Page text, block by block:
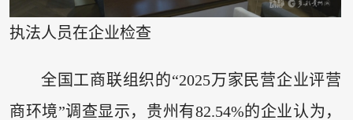
执法人员在企业检查
全国工商联组织的“2025万家民营企业评营
商环境”调查显示，贵州有82.54%的企业认为，